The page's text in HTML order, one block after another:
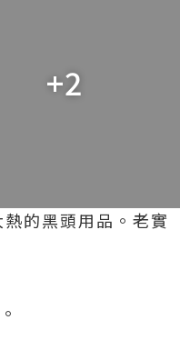
+2
的黑頭用品。老實